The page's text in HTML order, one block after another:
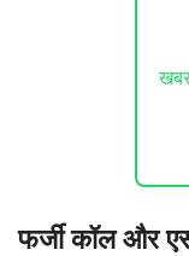
फर्जी कॉल और